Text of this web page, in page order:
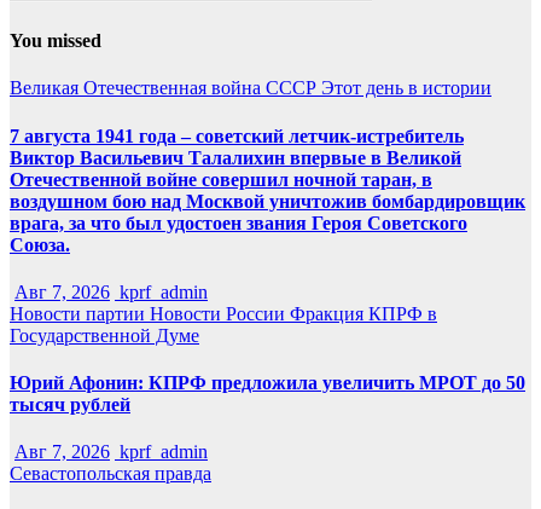
You missed
Великая Отечественная война СССР Этот день в истории
7 августа 1941 года – советский летчик-истребитель
Виктор Васильевич Талалихин впервые в Великой
Отечественной войне совершил ночной таран, в
воздушном бою над Москвой уничтожив бомбардировщик
врага, за что был удостоен звания Героя Советского
Союза.
Авг 7, 2026 kprf_admin
Новости партии Новости России Фракция КПРФ в
Государственной Думе
Юрий Афонин: КПРФ предложила увеличить МРОТ до 50
тысяч рублей
Авг 7, 2026 kprf_admin
Севастопольская правда